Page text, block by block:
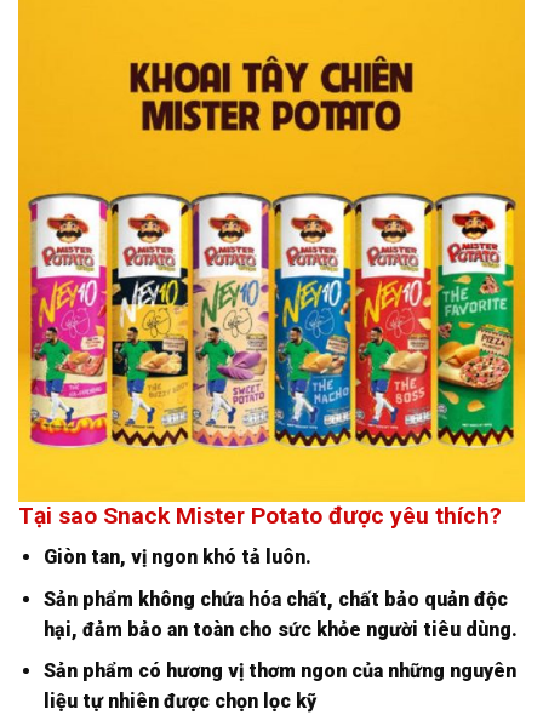
Tại sao Snack Mister Potato được yêu thích?
Giòn tan, vị ngon khó tả luôn.
Sản phẩm không chứa hóa chất, chất bảo quản độc
hại, đảm bảo an toàn cho sức khỏe người tiêu dùng.
Sản phẩm có hương vị thơm ngon của những nguyên
liệu tự nhiên được chọn lọc kỹ